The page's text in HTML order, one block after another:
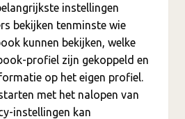
instellingen
bekijken tenminste wie
kunnen bekijken, welke
profiel zijn gekoppeld en
op het eigen profiel.
met het nalopen van
instellingen kan